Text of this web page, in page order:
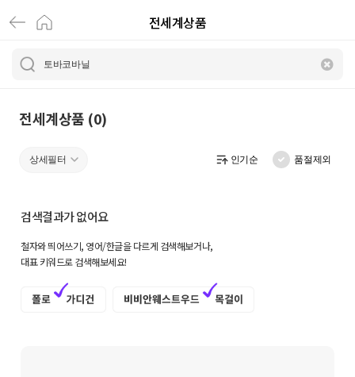
전
세
상
로
켓
전세계상품
전세계상품 (0)
상세필터 인기순 품절제외
검색결과가 없어요
철자와 띄어쓰기, 영어/한글을 다르게 검색해보거나,
대표 키워드로 검색해보세요!